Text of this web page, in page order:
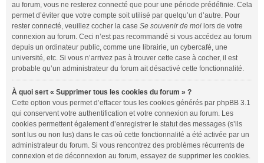
au forum, vous ne resterez connecté que pour une période prédéfinie. Cela
permet d’éviter que votre compte soit utilisé par quelqu’un d’autre. Pour
rester connecté, veuillez cocher la case Se souvenir de moi lors de votre
connexion au forum. Ceci n’est pas recommandé si vous accédez au forum
depuis un ordinateur public, comme une librairie, un cybercafé, une
université, etc. Si vous n’arrivez pas à trouver cette case à cocher, il est
probable qu’un administrateur du forum ait désactivé cette fonctionnalité.
À quoi sert « Supprimer tous les cookies du forum » ?
Cette option vous permet d’effacer tous les cookies générés par phpBB 3.1
qui conservent votre authentification et votre connexion au forum. Les
cookies permettent également d’enregistrer le statut des messages (s’ils
sont lus ou non lus) dans le cas où cette fonctionnalité a été activée par un
administrateur du forum. Si vous rencontrez des problèmes récurrents de
connexion et de déconnexion au forum, essayez de supprimer les cookies.